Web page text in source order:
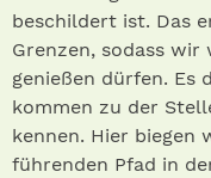
beschildert ist. Das
Grenzen, sodass
genießen dürfen. Es
kommen zu der
kennen. Hier biegen
führenden Pfad in